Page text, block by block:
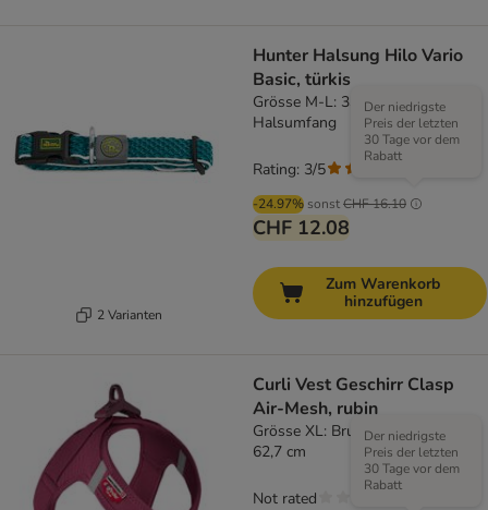
2 Varianten
Hunter Halsung Hilo Vario
Basic, türkis
Grösse M-L: 33 - 50 cm
Halsumfang
-24.97% sonstCHF 16.10
Der niedrigste
Preis der letzten
30 Tage vor dem
Rabatt
CHF 12.08
Rating: 3/5
Zum Warenkorb
hinzufügen
Curli Vest Geschirr Clasp
Air-Mesh, rubin
Grösse XL: Brustumfang 55,5 -
62,7 cm
Der niedrigste
Preis der letzten
30 Tage vor dem
Rabatt
Not rated